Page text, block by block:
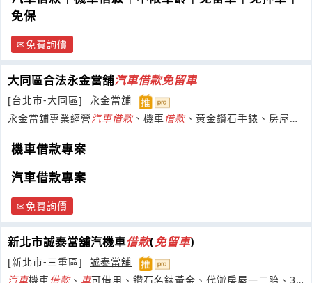
免保
免費詢價
大同區合法永金當舖汽車借款免留車
[台北市-大同區]
永金當舖
永金當舖專業經營 汽車借款、機車 借款、黃金鑽石手錶、房屋土
機車借款專案
汽車借款專案
免費詢價
新北市誠泰當舖汽機車借款(免留車)
[新北市-三重區]
誠泰當舖
汽車機車借款、 車可借用、鑽石名錶黃金、代辦房屋一二胎、3C